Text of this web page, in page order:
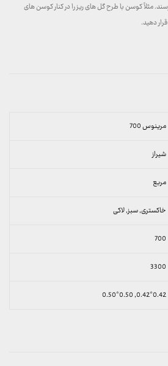
مثلاً کوسن با طرح گل های ریز را در کنار کوسن های
دهید.
مرینوس 700
شیراز
مربع
خاکستری, سبز, لاکی
700
3300
0.42*0.42, 0.50*0.50